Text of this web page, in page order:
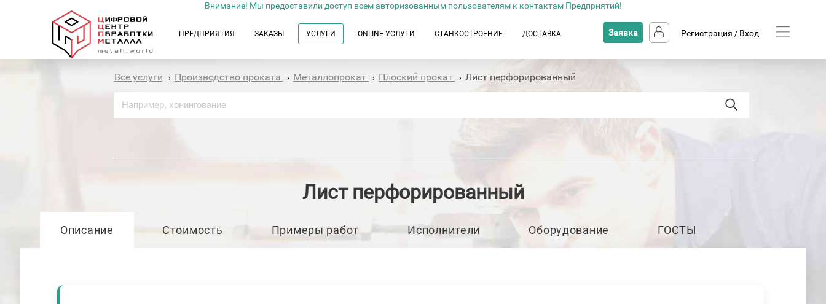
Внимание! Мы предоставили доступ всем авторизованным пользователям к контактам Предприятий!
ПРЕДПРИЯТИЯ ЗАКАЗЫ УСЛУГИ ONLINE УСЛУГИ СТАНКОСТРОЕНИЕ ДОСТАВКА Заявка Регистрация / Вход
Все услуги › Производство проката › Металлопрокат › Плоский прокат › Лист перфорированный
Лист перфорированный
Описание Стоимость Примеры работ Исполнители Оборудование ГОСТЫ